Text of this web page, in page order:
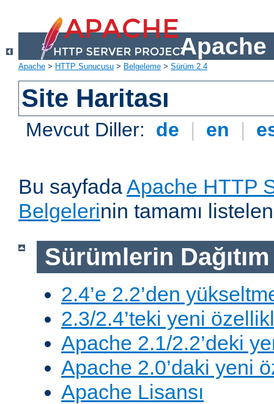
Apache
Apache > HTTP Sunucusu > Belgeleme > Sürüm 2.4
Site Haritası
Mevcut Diller: de | en |
Bu sayfadaApache HTTP
Belgelerinin tamamı
Sürümlerin
2.4’e 2.2’den
2.3/2.4’teki yeni
Apache 2.1/2.2’deki
Apache 2.0’daki yeni
Apache Lisansı